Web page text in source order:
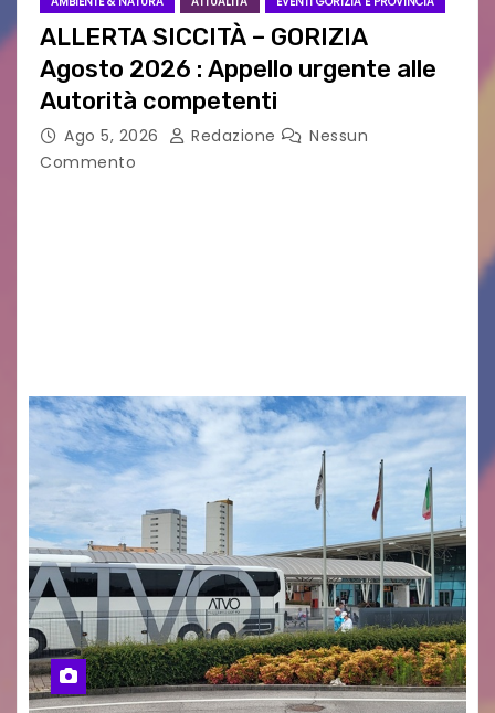
ALLERTA SICCITÀ – GORIZIA
Agosto 2026 : Appello urgente alle
Autorità competenti
Ago 5, 2026 Redazione
Nessun
Commento